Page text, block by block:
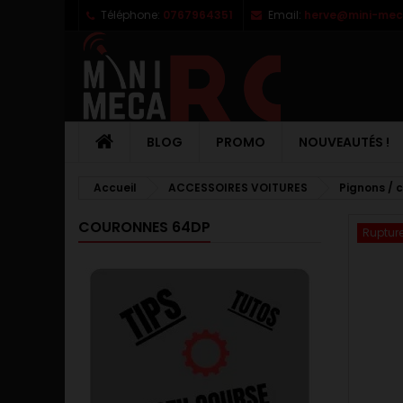
Téléphone: 0767964351 Email: herve@mini-
BLOG PROMO NOUVEAUTÉS !
Accueil ACCESSOIRES VOITURES Pignons /
COURONNES 64DP